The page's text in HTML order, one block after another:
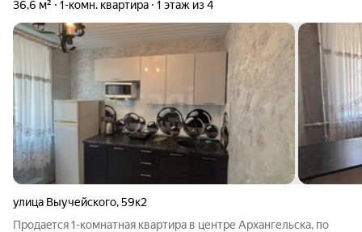
36,6 м² 1-комн. квартира 1 этаж из 4
улица Выучейского,59к2
Пpoдaeтся 1-комнатная квартирa в центpе Архангельcкa, пo